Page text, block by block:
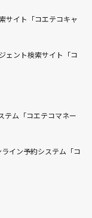
サイト「コエテコキャ
ェント検索サイト「コ
テム「コエテコマネー
イン予約システム「コ